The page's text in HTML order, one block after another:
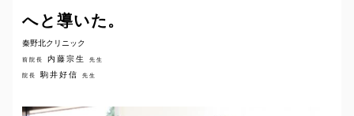
へと導いた。
秦野北クリニック
前院長 内藤宗生先生
院長 駒井好信先生